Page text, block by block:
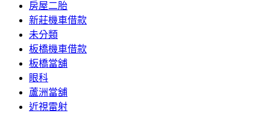
房屋二胎
新莊機車借款
未分類
板橋機車借款
板橋當舖
眼科
蘆洲當舖
近視雷射